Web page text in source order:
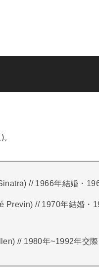
// 1966年結婚・
Previn) // 1970年結婚・
// 1980年~1992年交際